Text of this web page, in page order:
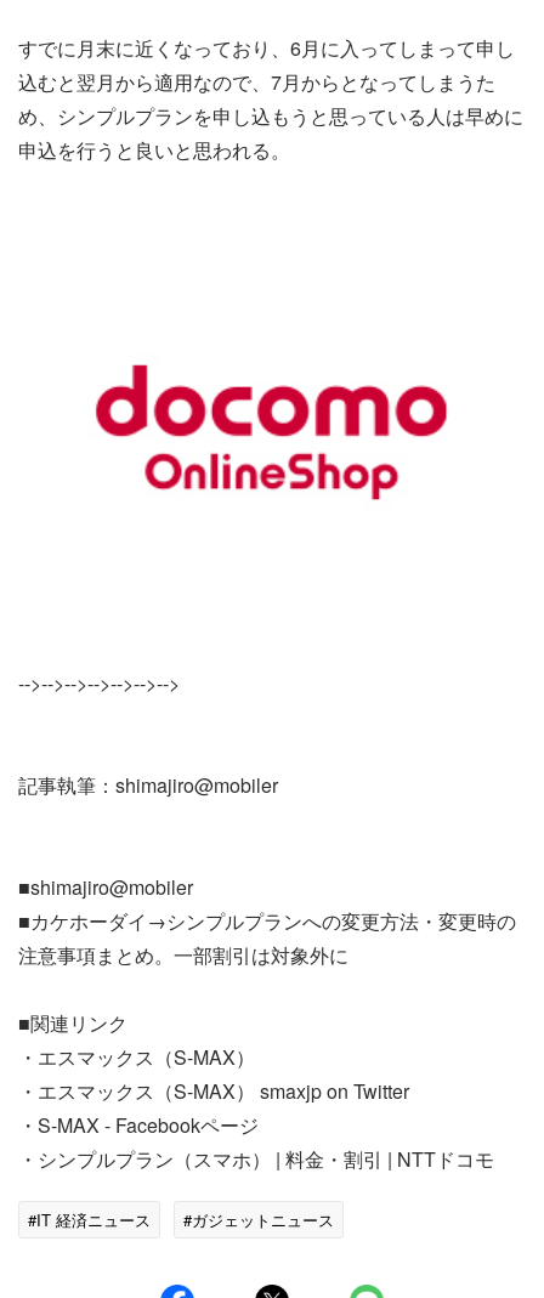
すでに月末に近くなっており、6月に入ってしまって申し
込むと翌月から適用なので、7月からとなってしまうた
め、シンプルプランを申し込もうと思っている人は早めに
申込を行うと良いと思われる。
-->-->-->-->-->-->-->
記事執筆：shimajiro@mobiler
■shimajiro@mobiler
■カケホーダイ→シンプルプランへの変更方法・変更時の
注意事項まとめ。一部割引は対象外に
■関連リンク
・エスマックス（S-MAX）
・エスマックス（S-MAX） smaxjp on Twitter
・S-MAX - Facebookページ
・シンプルプラン（スマホ） | 料金・割引 | NTTドコモ
#IT 経済ニュース #ガジェットニュース